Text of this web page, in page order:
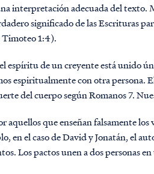
interpretación adecuada del texto.
significado de las Escrituras
Timoteo 1:4).
espíritu de un creyente está unido
espiritualmente con otra persona.
del cuerpo según Romanos 7.
aquellos que enseñan falsamente
en el caso de David y Jonatán, el
Los pactos unen a dos personas